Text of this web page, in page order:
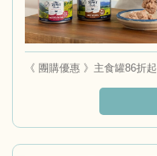
《 團購優惠 》主食罐86折起